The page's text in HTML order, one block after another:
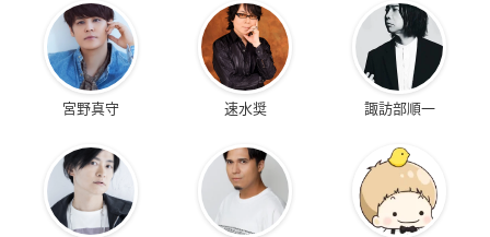
宮野真守 速水奨 諏訪部順一